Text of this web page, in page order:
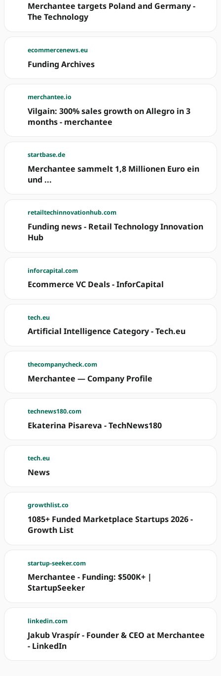
Merchantee targets Poland and Germany -
The Technology
ecommercenews.eu
Funding Archives
merchantee.io
Vilgain: 300% sales growth on Allegro in 3
months - merchantee
startbase.de
Merchantee sammelt 1,8 Millionen Euro ein
und ...
retailtechinnovationhub.com
Funding news - Retail Technology Innovation
Hub
inforcapital.com
Ecommerce VC Deals - InforCapital
tech.eu
Artificial Intelligence Category - Tech.eu
thecompanycheck.com
Merchantee — Company Profile
technews180.com
Ekaterina Pisareva - TechNews180
tech.eu
News
growthlist.co
1085+ Funded Marketplace Startups 2026 -
Growth List
startup-seeker.com
Merchantee - Funding: $500K+ |
StartupSeeker
linkedin.com
Jakub Vraspír - Founder & CEO at Merchantee
- LinkedIn